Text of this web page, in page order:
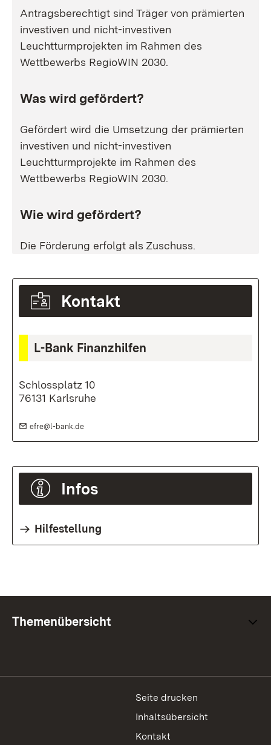
Antragsberechtigt sind Träger von prämierten
investiven und nicht-investiven
Leuchtturmprojekten im Rahmen des
Wettbewerbs RegioWIN 2030.
Was wird gefördert?
Gefördert wird die Umsetzung der prämierten
investiven und nicht-investiven
Leuchtturmprojekte im Rahmen des
Wettbewerbs RegioWIN 2030.
Wie wird gefördert?
Die Förderung erfolgt als Zuschuss.
Kontakt
L-Bank Finanzhilfen
Schlossplatz 10
76131 Karlsruhe
E-Mail:
efre@l-bank.de
Infos
Hilfestellung
Themenübersicht
Seite drucken
Inhaltsübersicht
Kontakt